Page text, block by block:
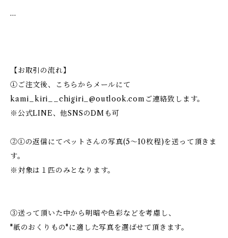
…
【お取引の流れ】
①ご注文後、こちらからメールにて
kami_kiri__chigiri_@outlook.com ご連絡致します。
※公式LINE、他SNSのDMも可
②①の返信にてペットさんの写真(5〜10枚程)を送って頂きま
す。
※対象は１匹のみとなります。
③送って頂いた中から明暗や色彩などを考慮し、
"紙のおくりもの"に適した写真を選ばせて頂きます。